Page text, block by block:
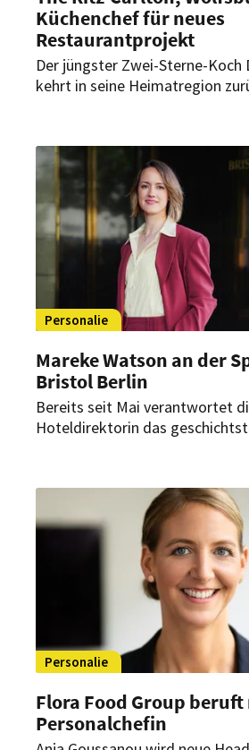
Küchenchef für neues
Restaurantprojekt
Der jüngster Zwei-Sterne-Koch
kehrt in seine Heimatregion
Restaurantprojekts im The
Wolfsburg.
Personalie
Mareke Watson an der
Bristol Berlin
Bereits seit Mai verantwortet
Hoteldirektorin das
Collection.
Personalie
Flora Food Group beruft
Personalchefin